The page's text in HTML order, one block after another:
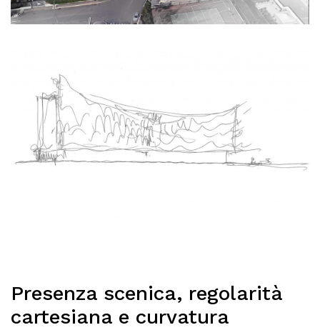
Presenza scenica, regolarità
cartesiana e curvatura